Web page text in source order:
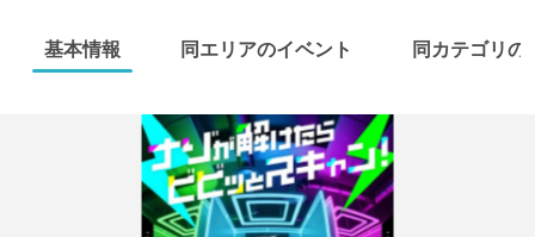
基本情報 同エリアのイベント 同カテゴリの